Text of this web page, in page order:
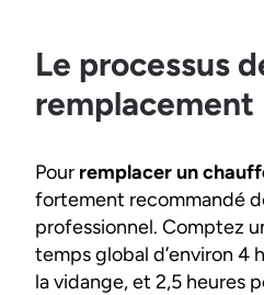
Le processus
remplacement
Pour remplacer un
fortement recommandé
professionnel. Comptez
temps global d’environ 4
la vidange, et 2,5 heures